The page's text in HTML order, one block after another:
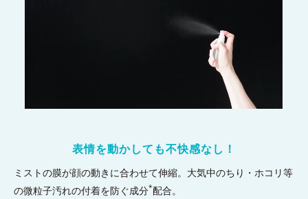
表情を動かしても不快感なし！
ミストの膜が顔の動きに合わせて伸縮。大気中のちり・ホコリ等
の微粒子汚れの付着を防ぐ成分*配合。